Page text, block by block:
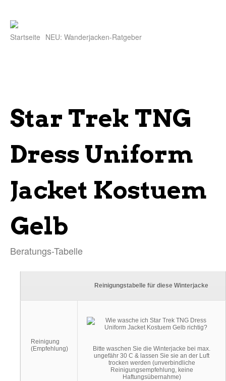
Startseite NEU: Wanderjacken-Ratgeber
Star Trek TNG
Dress Uniform
Jacket Kostuem
Gelb
Beratungs-Tabelle
Reinigungstabelle für diese Winterjacke
Reinigung
(Empfehlung)
Bitte waschen Sie die Winterjacke bei max.
ungefähr 30 C & lassen Sie sie an der Luft
trocken werden (unverbindliche
Reinigungsempfehlung, keine
Haftungsübernahme)